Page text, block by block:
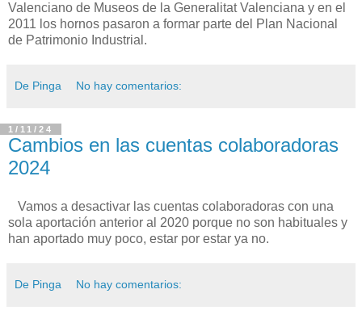
Valenciano de Museos de la Generalitat Valenciana y en el
2011 los hornos pasaron a formar parte del Plan Nacional
de Patrimonio Industrial.
De Pinga No hay comentarios:
1/11/24
Cambios en las cuentas colaboradoras
2024
Vamos a desactivar las cuentas colaboradoras con una
sola aportación anterior al 2020 porque no son habituales y
han aportado muy poco, estar por estar ya no.
De Pinga No hay comentarios: